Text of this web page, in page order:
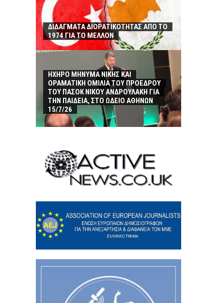
ΔΙΔΑΓΜΑΤΑ ΔΙΟΡΑΤΙΚΟΤΗΤΑΣ ΑΠΟ ΤΟ
1974 ΓΙΑ ΤΟ ΜΕΛΛΟΝ
ΗΧΗΡΟ ΜΗΝΥΜΑ ΝΙΚΗΣ ΚΑΙ
ΟΡΑΜΑΤΙΚΗ ΟΜΙΛΙΑ ΤΟΥ ΠΡΟΕΔΡΟΥ
ΤΟΥ ΠΑΣΟΚ ΝΙΚΟΥ ΑΝΔΡΟΥΛΑΚΗ ΓΙΑ
ΤΗΝ ΠΑΙΔΕΙΑ, ΣΤΟ ΩΔΕΙΟ ΑΘΗΝΩΝ
15/7/26